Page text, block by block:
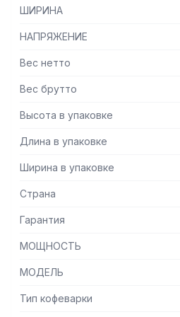
кувшин 2,1 л, 8 мин/контейнер 2,4 л
ШИРИНА
НАПРЯЖЕНИЕ
Вес нетто
Вес брутто
Высота в упаковке
Длина в упаковке
Ширина в упаковке
Страна
Гарантия
МОЩНОСТЬ
МОДЕЛЬ
Тип кофеварки